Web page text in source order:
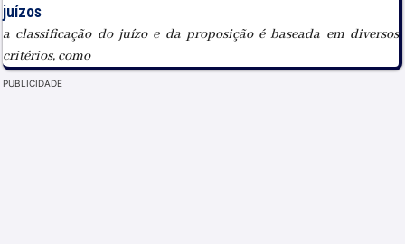
juízos
a classificação do juízo e da proposição é baseada em diversos
critérios, como
PUBLICIDADE